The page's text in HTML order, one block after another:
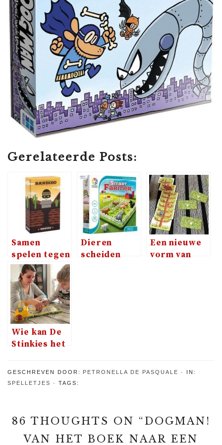
Gerelateerde Posts:
Samen
spelen tegen
Bandido, van
Helvetiq
Dieren
scheiden
Een nieuwe
vorm van
Wie kan De
Stinkies het
wastruck
houden?
GESCHREVEN DOOR: PETRONELLA DE PASQUALE
IN:
SPELLETJES
TAGS:
86 THOUGHTS ON “DOGMAN!
VAN HET BOEK NAAR EEN